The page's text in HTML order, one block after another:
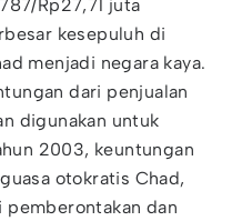
Rp27,71 juta
kesepuluh di
menjadi negara kaya.
dari penjualan
digunakan untuk
2003, keuntungan
otokratis Chad,
dan